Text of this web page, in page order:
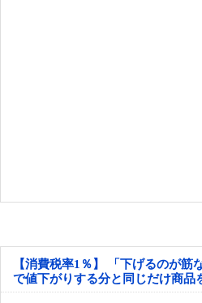
【消費税率1％】 「下げるのが
で値下がりする分と同じだけ商品
えない店も